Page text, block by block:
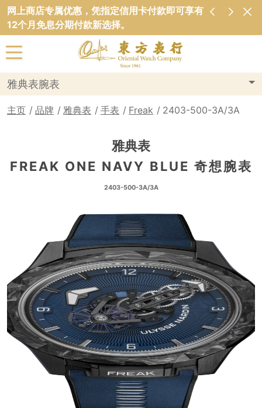
网上商店专属优惠，凭指定信用卡付款即可享有
12个月免息分期付款新选择。
雅典表腕表
主页 品牌 雅典表 手表 Freak 2403-500-3A/3A
雅典表
FREAK ONE NAVY BLUE 奇想腕表
2403-500-3A/3A